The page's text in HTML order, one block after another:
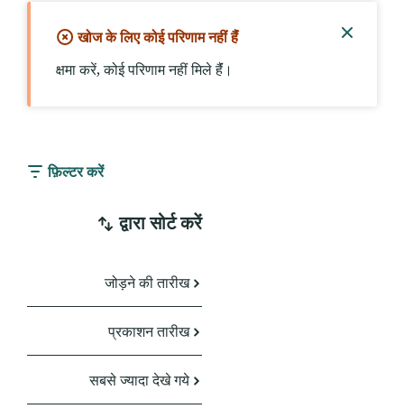
खोज के लिए कोई परिणाम नहीं हैंं
क्षमा करें, कोई परिणाम नहीं मिले हैंं।
फ़िल्टर करें
द्वारा सोर्ट करें
जोड़ने की तारीख
प्रकाशन तारीख
सबसे ज्यादा देखे गये